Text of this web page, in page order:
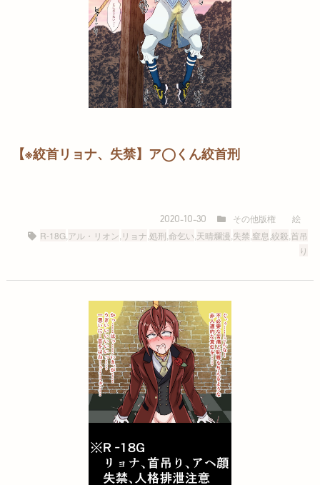
【※絞首リョナ、失禁】ア◯くん絞首刑
2020-10-30 その他版権
絵
R-18G アル・リオン リョナ ,処刑 命乞い 天晴爛漫 失禁 窒息 ,絞殺 ,首吊
り